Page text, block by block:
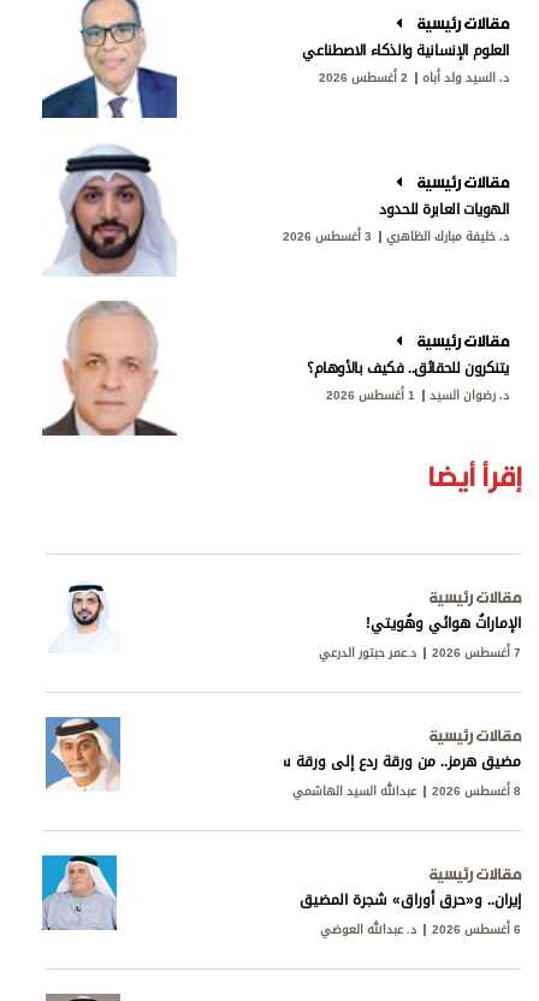
مقالات رئيسية
العلوم الإنسانية والذكاء الاصطناعي
د. السيد ولد أباه 2 أغسطس 2026
مقالات رئيسية
الهويات العابرة للحدود
د. خليفة مبارك الظاهري 3 أغسطس 2026
مقالات رئيسية
يتنكرون للحقائق.. فكيف بالأوهام؟
د. رضوان السيد 1 أغسطس 2026
إقرأ أيضا
مقالات رئيسية
الإماراتُ هوائي وهُويتي!
7 أغسطس 2026 د.عمر حبتور الدرعي
مقالات رئيسية
مضيق هرمز.. من ورقة ردع إلى ورقة سيادة
8 أغسطس 2026 عبدالله السيد الهاشمي
مقالات رئيسية
إيران.. و«حرق أوراق» شجرة المضيق
6 أغسطس 2026 د. عبدالله العوضي